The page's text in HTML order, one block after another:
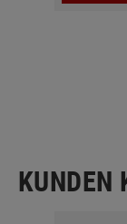
KUNDEN